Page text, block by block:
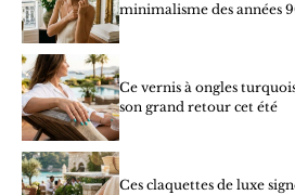
minimalisme des années
Ce vernis à ongles
son grand retour cet été
Ces claquettes de luxe